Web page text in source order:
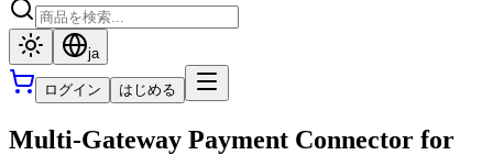
ja
ログイン はじめる
Multi-Gateway Payment Connector for